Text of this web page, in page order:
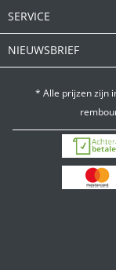
SERVICE
NIEUWSBRIEF
* Alle prijzen zijn